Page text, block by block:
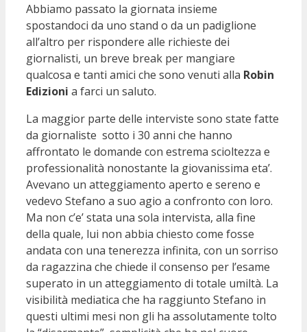
Abbiamo passato la giornata insieme
spostandoci da uno stand o da un padiglione
all’altro per rispondere alle richieste dei
giornalisti, un breve break per mangiare
qualcosa e tanti amici che sono venuti alla Robin
Edizioni a farci un saluto.
La maggior parte delle interviste sono state fatte
da giornaliste sotto i 30 anni che hanno
affrontato le domande con estrema scioltezza e
professionalità nonostante la giovanissima eta’.
Avevano un atteggiamento aperto e sereno e
vedevo Stefano a suo agio a confronto con loro.
Ma non c’e’ stata una sola intervista, alla fine
della quale, lui non abbia chiesto come fosse
andata con una tenerezza infinita, con un sorriso
da ragazzina che chiede il consenso per l’esame
superato in un atteggiamento di totale umiltà. La
visibilità mediatica che ha raggiunto Stefano in
questi ultimi mesi non gli ha assolutamente tolto